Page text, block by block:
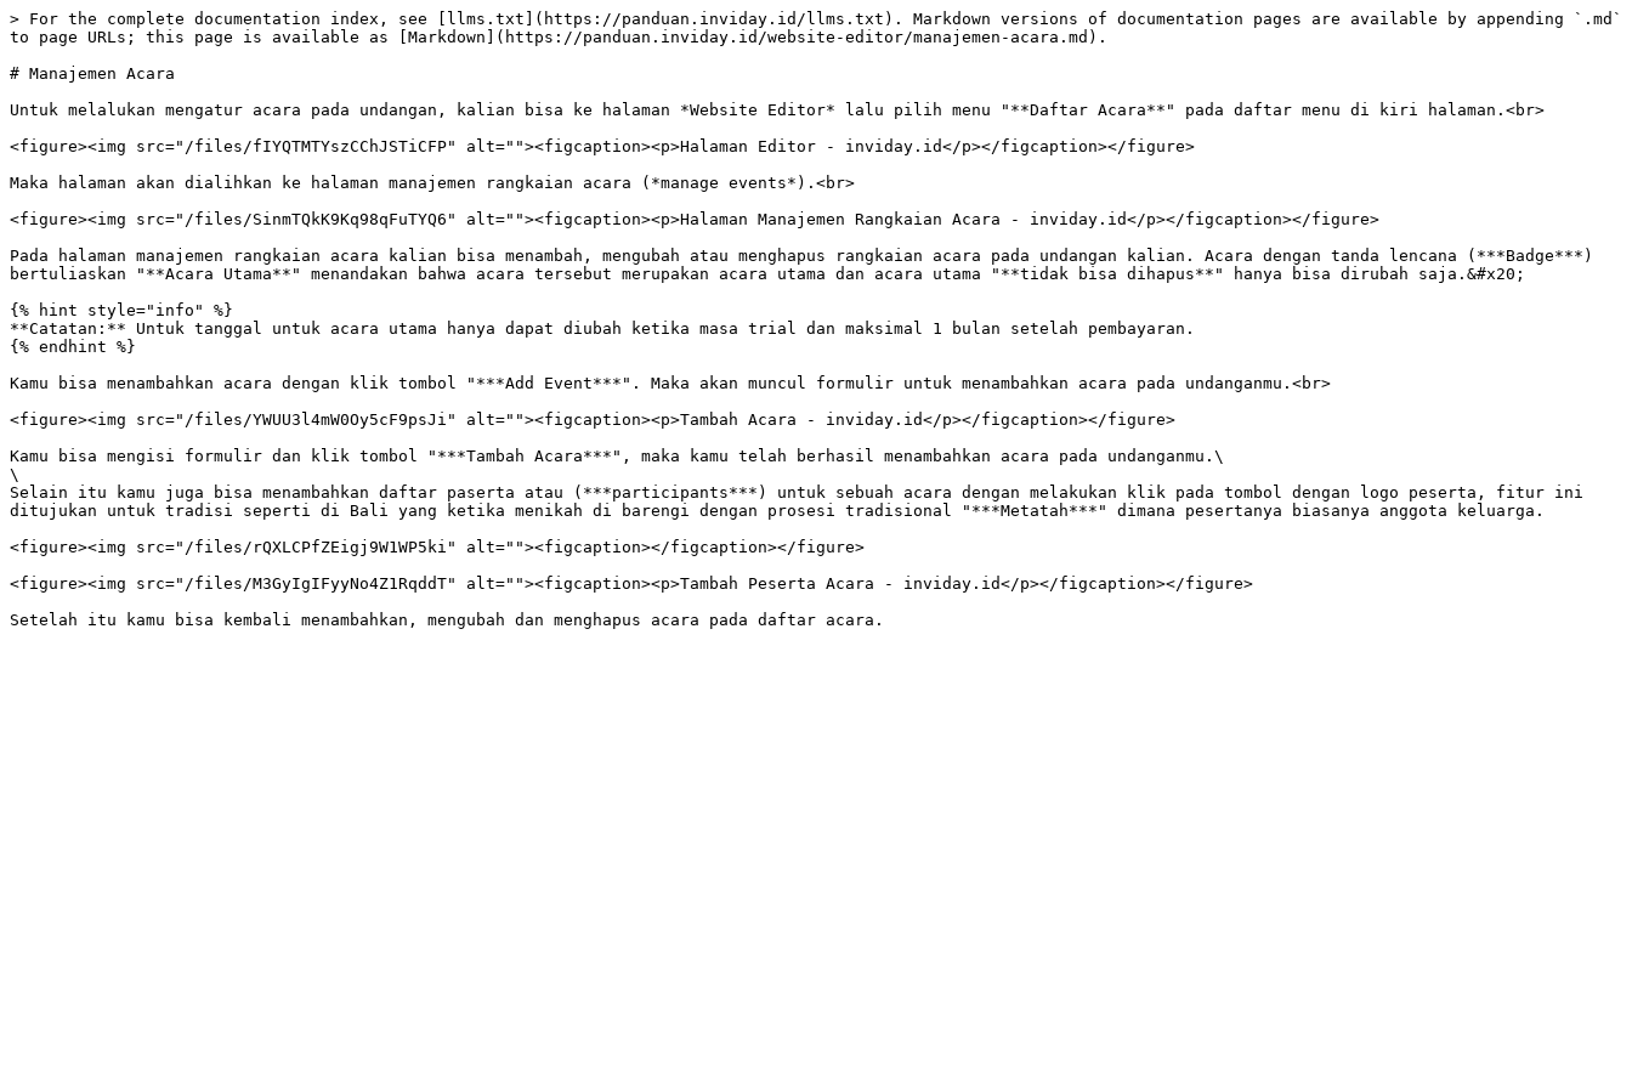
> For the complete documentation index, see [llms.txt](https://panduan.inviday.id/llms.txt). Markdown versions of documentation pages are available by appending `.md`
to page URLs; this page is available as [Markdown](https://panduan.inviday.id/website-editor/manajemen-acara.md).
# Manajemen Acara
Untuk melalukan mengatur acara pada undangan, kalian bisa ke halaman *Website Editor* lalu pilih menu "**Daftar Acara**" pada daftar menu di kiri halaman.<br>
<figure><img src="/files/fIYQTMTYszCChJSTiCFP" alt=""><figcaption><p>Halaman Editor - inviday.id</p></figcaption></figure>
Maka halaman akan dialihkan ke halaman manajemen rangkaian acara (*manage events*).<br>
<figure><img src="/files/SinmTQkK9Kq98qFuTYQ6" alt=""><figcaption><p>Halaman Manajemen Rangkaian Acara - inviday.id</p></figcaption></figure>
Pada halaman manajemen rangkaian acara kalian bisa menambah, mengubah atau menghapus rangkaian acara pada undangan kalian. Acara dengan tanda lencana (***Badge***)
bertuliaskan "**Acara Utama**" menandakan bahwa acara tersebut merupakan acara utama dan acara utama "**tidak bisa dihapus**" hanya bisa dirubah saja.&#x20;
{% hint style="info" %}
**Catatan:** Untuk tanggal untuk acara utama hanya dapat diubah ketika masa trial dan maksimal 1 bulan setelah pembayaran.
{% endhint %}
Kamu bisa menambahkan acara dengan klik tombol "***Add Event***". Maka akan muncul formulir untuk menambahkan acara pada undanganmu.<br>
<figure><img src="/files/YWUU3l4mW0Oy5cF9psJi" alt=""><figcaption><p>Tambah Acara - inviday.id</p></figcaption></figure>
Kamu bisa mengisi formulir dan klik tombol "***Tambah Acara***", maka kamu telah berhasil menambahkan acara pada undanganmu.\
\
Selain itu kamu juga bisa menambahkan daftar paserta atau (***participants***) untuk sebuah acara dengan melakukan klik pada tombol dengan logo peserta, fitur ini
ditujukan untuk tradisi seperti di Bali yang ketika menikah di barengi dengan prosesi tradisional "***Metatah***" dimana pesertanya biasanya anggota keluarga.
<figure><img src="/files/rQXLCPfZEigj9W1WP5ki" alt=""><figcaption></figcaption></figure>
<figure><img src="/files/M3GyIgIFyyNo4Z1RqddT" alt=""><figcaption><p>Tambah Peserta Acara - inviday.id</p></figcaption></figure>